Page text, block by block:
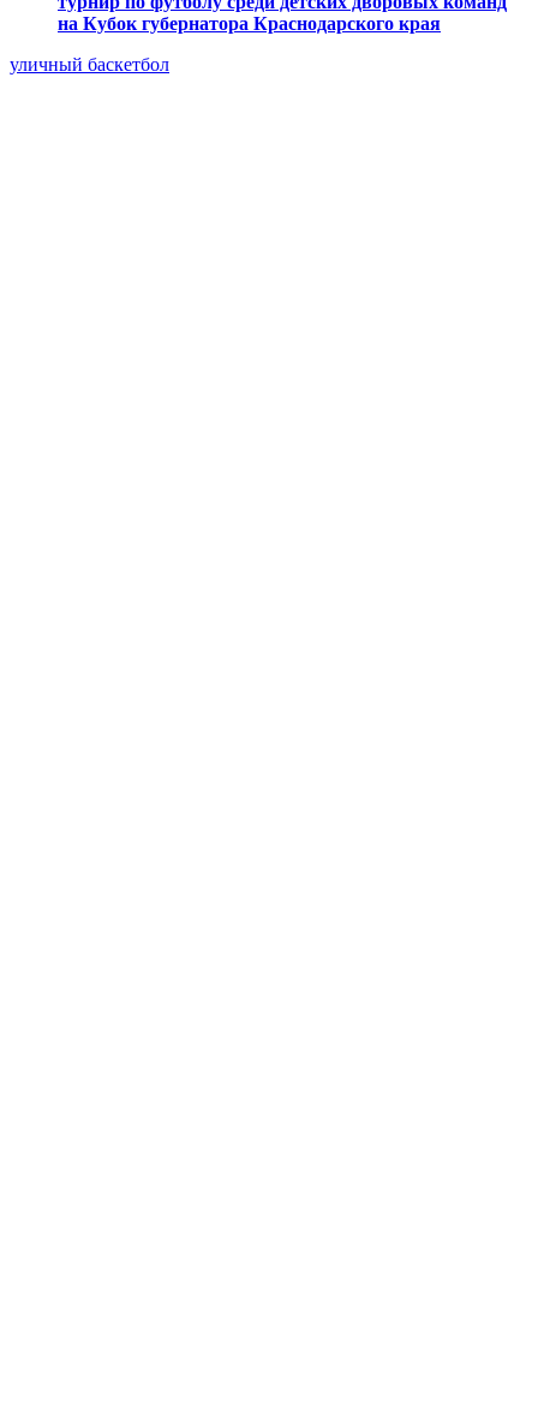
на Кубок губернатора Краснодарского края
уличный баскетбол